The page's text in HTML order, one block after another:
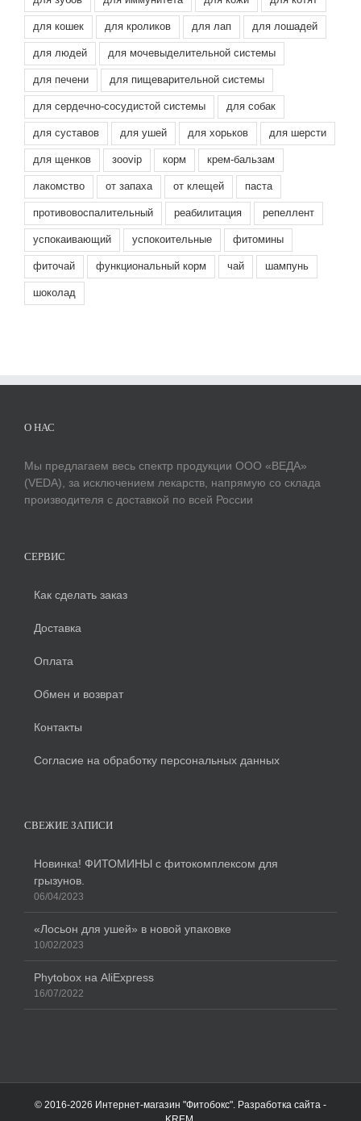
для кошек для кроликов для лап для лошадей
для людей для мочевыделительной системы
для печени для пищеварительной системы
для сердечно-сосудистой системы для собак
для суставов для ушей для хорьков для шерсти
для щенков зооvip корм крем-бальзам
лакомство от запаха от клещей паста
противовоспалительный реабилитация репеллент
успокаивающий успокоительные фитомины
фиточай функциональный корм чай шампунь
шоколад
О НАС
Мы предлагаем весь спектр продукции ООО «ВЕДА»
(VEDA), за исключением лекарств, напрямую со склада
производителя с доставкой по всей России
СЕРВИС
Как сделать заказ
Доставка
Оплата
Обмен и возврат
Контакты
Согласие на обработку персональных данных
СВЕЖИЕ ЗАПИСИ
Новинка! ФИТОМИНЫ с фитокомплексом для
грызунов.
06/04/2023
«Лосьон для ушей» в новой упаковке
10/02/2023
Phytobox на AliExpress
16/07/2022
© 2016-2026 Интернет-магазин "Фитобокс". Разработка сайта -